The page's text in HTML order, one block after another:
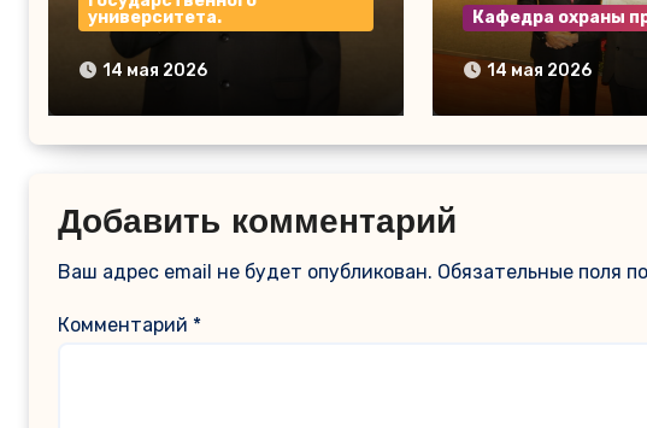
университета.
Гаранин Валериан
14 мая 2026
Кафедра охраны
Гаранин
Иванович, 50
охраны
14 мая 2026
Добавить комментарий
Ваш адрес email не будет опубликован. Обязательные поля
Комментарий *